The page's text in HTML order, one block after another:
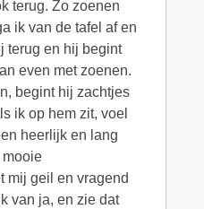
terug. Zo zoenen
ik van de tafel af en
terug en hij begint
even met zoenen.
begint hij zachtjes
ik op hem zit, voel
heerlijk en lang
mij geil en vragend
van ja, en zie dat